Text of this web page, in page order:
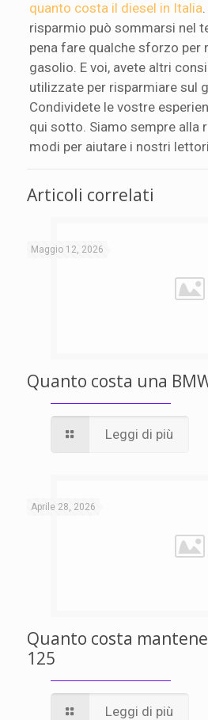
quanto costa il diesel in Italia
risparmio può sommarsi nel
pena fare qualche sforzo per
gasolio. E voi, avete altri
utilizzate per risparmiare sul
Condividete le vostre
qui sotto. Siamo sempre alla
modi per aiutare i nostri
Articoli correlati
Maggio 12, 2026
Quanto costa una
Leggi di più
Aprile 28, 2026
Quanto costa
125
Leggi di più